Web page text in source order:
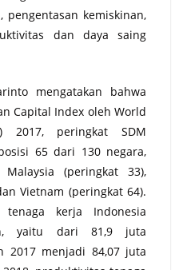
kemiskinan,
dan daya saing
mengatakan bahwa
Capital Index oleh World
2017, peringkat SDM
65 dari 130 negara,
(peringkat 33),
Vietnam (peringkat 64).
tenaga kerja Indonesia
yaitu dari 81,9 juta
2017 menjadi 84,07 juta